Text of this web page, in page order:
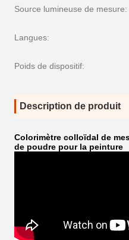
Source lumineuse de mesure:
Langues:
Poids de dispositif:
Description de produit
Colorimètre colloïdal de
de poudre pour la peinture